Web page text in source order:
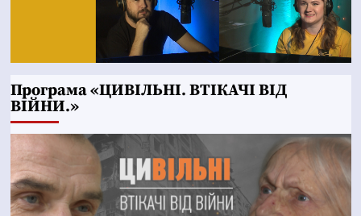
Програма «ЦИВІЛЬНІ. ВТІКАЧІ ВІД
ВІЙНИ.»